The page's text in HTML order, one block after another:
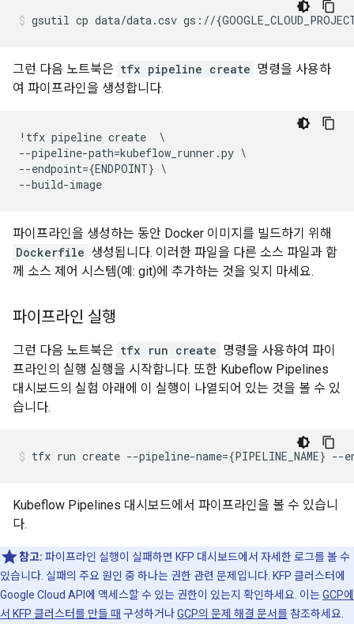
gsutil cp data/data.csv gs://{
그런 다음 노트북은 tfx pipeline create 명령을 사용하
여 파이프라인을 생성합니다.
! tfx pipeline create
--pipeline-path=kubeflow_runner .py
--endpoint={ENDPOINT}
--build-image
파이프라인을 생성하는 동안 Docker 이미지를 빌드하기 위해
Dockerfile 생성됩니다. 이러한 파일을 다른 소스 파일과 함
께 소스 제어 시스템(예: git)에 추가하는 것을 잊지 마세요.
파이프라인 실행
그런 다음 노트북은 tfx run create 명령을 사용하여 파이
프라인의 실행 실행을 시작합니다. 또한 Kubeflow Pipelines
대시보드의 실험 아래에 이 실행이 나열되어 있는 것을 볼 수 있
습니다.
tfx run create --pipeline-name={PIPELINE_NAME} --
Kubeflow Pipelines 대시보드에서 파이프라인을 볼 수 있습니
다.
참고: 파이프라인 실행이 실패하면 KFP 대시보드에서 자세한 로그를 볼 수
있습니다. 실패의 주요 원인 중 하나는 권한 관련 문제입니다. KFP 클러스터에
Google Cloud API에 액세스할 수 있는 권한이 있는지 확인하세요. 이는GCP에
서 KFP 클러스터를 만들 때 구성하거나GCP의 문제 해결 문서를 참조하세요.